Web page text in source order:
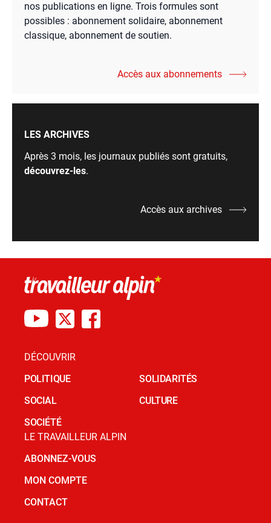
nos publications en ligne. Trois formules sont
possibles : abonnement solidaire, abonnement
classique, abonnement de soutien.
Accès aux abonnements
LES ARCHIVES
Après 3 mois, les journaux publiés sont gratuits,
découvrez-les.
Accès aux archives
DÉCOUVRIR
POLITIQUE
SOCIAL
SOCIÉTÉ
SOLIDARITÉS
CULTURE
LE TRAVAILLEUR ALPIN
ABONNEZ-VOUS
MON COMPTE
CONTACT